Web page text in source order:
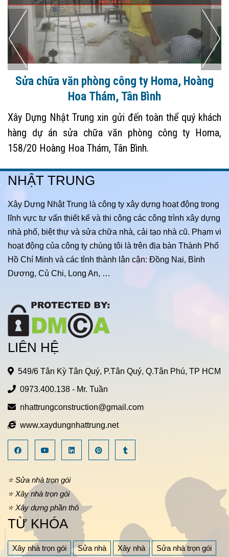
Sửa chữa văn phòng công ty Homa, Hoàng
Hoa Thám, Tân Bình
Xây Dựng Nhật Trung xin gửi đến toàn thể quý khách
hàng dự án sửa chữa văn phòng công ty Homa,
158/20 Hoàng Hoa Thám, Tân Bình.
NHẬT TRUNG
Xây Dựng Nhật Trung là công ty xây dựng hoạt động trong
lĩnh vực tư vấn thiết kế và thi công các công trình xây dựng
nhà phố, biệt thự và sửa chữa nhà, cải tạo nhà cũ. Phạm vi
hoạt động của công ty chúng tôi là trên địa bàn Thành Phố
Hồ Chí Minh và các tỉnh thành lân cận: Đồng Nai, Bình
Dương, Củ Chi, Long An, …
LIÊN HỆ
549/6 Tân Kỳ Tân Quý, P.Tân Quý, Q.Tân Phú, TP HCM
0973.400.138 - Mr. Tuần
nhattrungconstruction@gmail.com
www.xaydungnhattrung.net
⭐ Sửa nhà trọn gói
⭐ Xây nhà trọn gói
⭐ Xây dựng phần thô
TỪ KHÓA
Xây nhà trọn gói Sửa nhà Xây nhà Sửa nhà trọn gói